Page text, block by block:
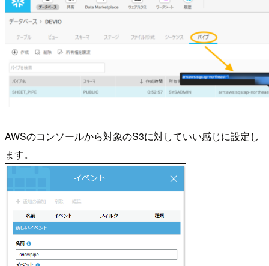
AWSのコンソールから対象のS3に対していい感じに設定し
ます。